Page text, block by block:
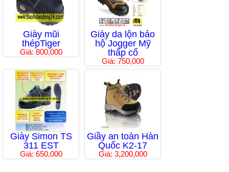
Giày mũi
thépTiger
Giá: 800,000
Giày da lộn bảo
hộ Jogger Mỹ
thấp cổ
Giá: 750,000
Giày Simon TS
311 EST
Giá: 650,000
Giầy an toàn Hàn
Quốc K2-17
Giá: 3,200,000